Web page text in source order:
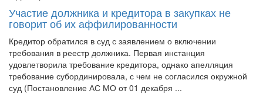
Участие должника и кредитора в закупках не
говорит об их аффилированности
Кредитор обратился в суд с заявлением о включении
требования в реестр должника. Первая инстанция
удовлетворила требование кредитора, однако апелляция
требование субординировала, с чем не согласился окружной